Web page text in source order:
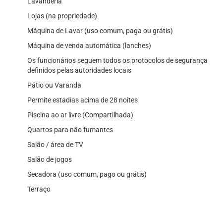
Lojas (na propriedade)
Máquina de Lavar (uso comum, paga ou grátis)
Máquina de venda automática (lanches)
Os funcionários seguem todos os protocolos de segurança
definidos pelas autoridades locais
Pátio ou Varanda
Permite estadias acima de 28 noites
Piscina ao ar livre (Compartilhada)
Quartos para não fumantes
Salão / área de TV
Salão de jogos
Secadora (uso comum, pago ou grátis)
Terraço